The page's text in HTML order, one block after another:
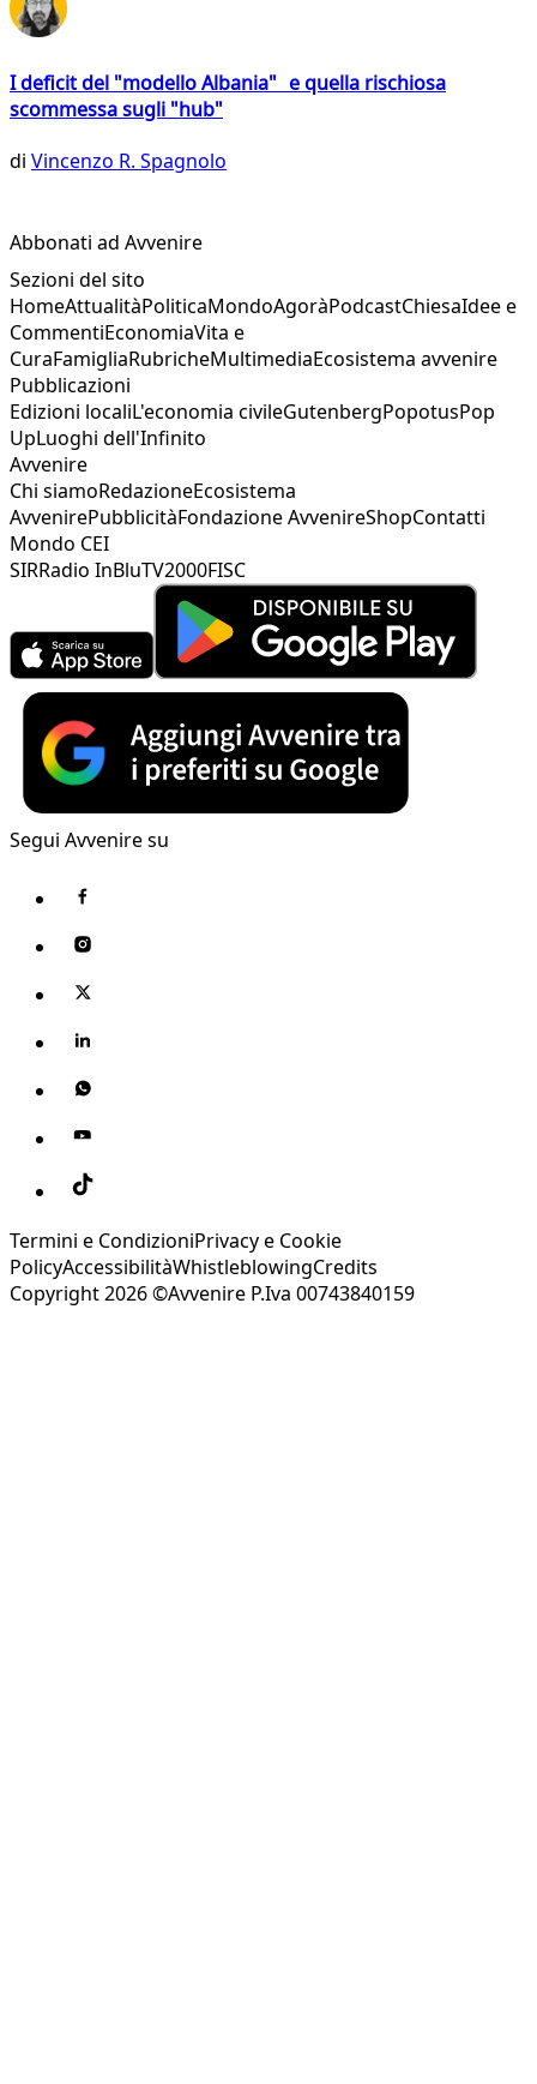
I deficit del "modello Albania" e quella rischiosa
scommessa sugli "hub"
di Vincenzo R. Spagnolo
Abbonati ad Avvenire
Sezioni del sito
HomeAttualitàPoliticaMondoAgoràPodcastChiesaIdee e
CommentiEconomiaVita e
CuraFamigliaRubricheMultimediaEcosistema avvenire
Pubblicazioni
Edizioni localiL'economia civileGutenbergPopotusPop
UpLuoghi dell'Infinito
Avvenire
Chi siamoRedazioneEcosistema
AvvenirePubblicitàFondazione AvvenireShopContatti
Mondo CEI
SIRRadio InBluTV2000FISC
Segui Avvenire su
Termini e CondizioniPrivacy e Cookie
PolicyAccessibilitàWhistleblowingCredits
Copyright 2026 ©Avvenire P.Iva 00743840159